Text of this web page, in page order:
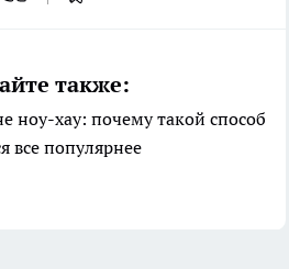
также:
ноу-хау: почему такой способ
все популярнее